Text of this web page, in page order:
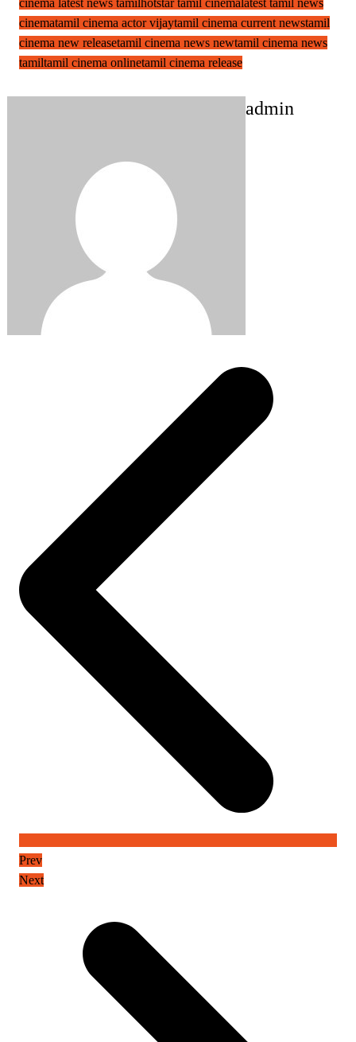
cinema latest news tamil hotstar tamil cinema latest tamil news
cinematamil cinema actor vijaytamil cinema current newstamil
cinema new releasetamil cinema news newtamil cinema news
tamiltamil cinema onlinetamil cinema release
admin
Prev
Next